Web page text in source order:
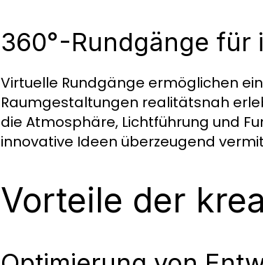
360°-Rundgänge für
Virtuelle Rundgänge ermöglichen
Raumgestaltungen realitätsnah
die Atmosphäre, Lichtführung und
innovative Ideen überzeugend
Vorteile der